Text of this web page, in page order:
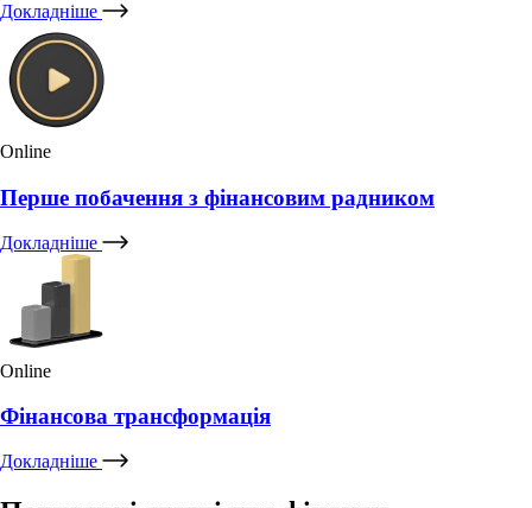
Докладніше
Online
Перше побачення з фінансовим радником
Докладніше
Online
Фінансова трансформація
Докладніше